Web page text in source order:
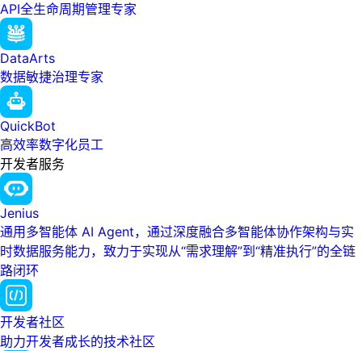
API全生命周期管理专家
DataArts
数据敏捷治理专家
QuickBot
高效率数字化员工
开发者服务
Jenius
通用多智能体 AI Agent，通过深度融合多智能体协作架构与实
时数据服务能力，致力于实现从“需求理解”到“精准执行”的全链
路闭环
开发者社区
助力开发者成长的技术社区